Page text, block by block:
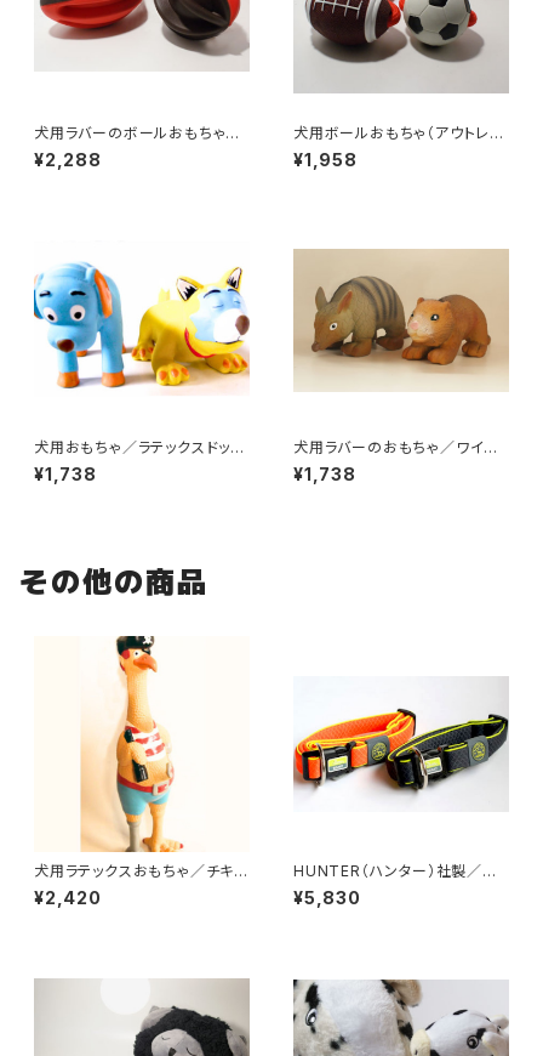
犬用ラバーのボールおもちゃ／
ウィグワグボール
¥2,288
犬用ボールおもちゃ（アウトレッ
ト）／ロープ付きスポーツラバー
ボール
¥1,958
犬用おもちゃ／ラテックスドッグ
トイ・ねこ
¥1,738
犬用ラバーのおもちゃ／ワイル
ドアニマル
¥1,738
その他の商品
犬用ラテックスおもちゃ／チキ
ン・シルバー
¥2,420
HUNTER（ハンター）社製／犬
用マウイ首輪 Lサイズ
¥5,830